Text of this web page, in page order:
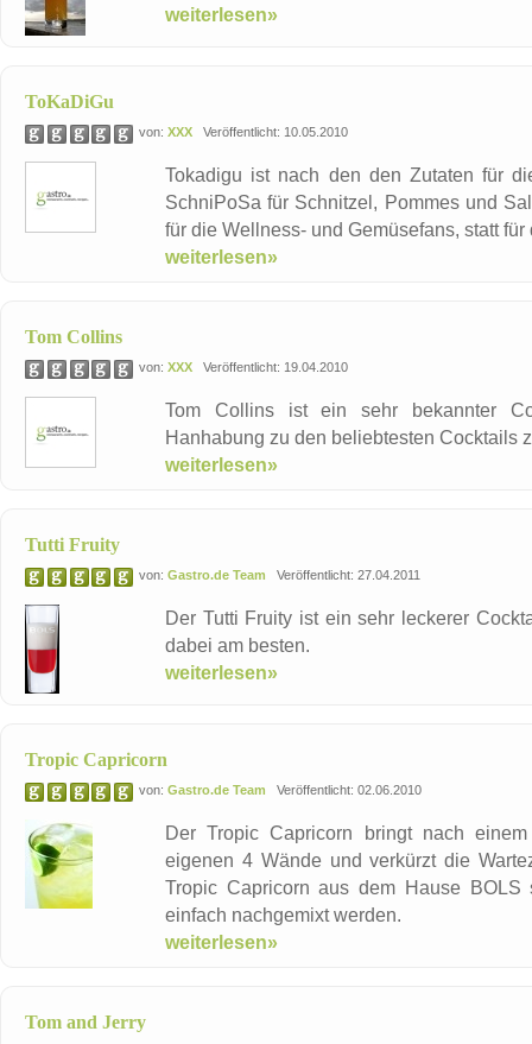
weiterlesen»
ToKaDiGu
von: XXX Veröffentlicht: 10.05.2010
Tokadigu ist nach den den Zutaten für
SchniPoSa für Schnitzel, Pommes und
für die Wellness- und Gemüsefans, statt
weiterlesen»
Tom Collins
von: XXX Veröffentlicht: 19.04.2010
Tom Collins ist ein sehr bekannter
Hanhabung zu den beliebtesten Cocktails
weiterlesen»
Tutti Fruity
von: Gastro.de Team Veröffentlicht: 27.04.2011
Der Tutti Fruity ist ein sehr leckerer
dabei am besten.
weiterlesen»
Tropic Capricorn
von: Gastro.de Team Veröffentlicht: 02.06.2010
Der Tropic Capricorn bringt nach
eigenen 4 Wände und verkürzt die
Tropic Capricorn aus dem Hause
einfach nachgemixt werden.
weiterlesen»
Tom and Jerry